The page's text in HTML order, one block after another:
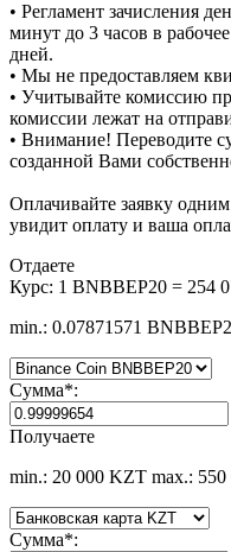
• Регламент зачисления
минут до 3 часов в
дней.
• Мы не предоставляем
• Учитывайте комиссию
комиссии лежат на
• Внимание! Переводите
созданной Вами
Оплачивайте заявку
увидит оплату и ваша
Отдаете
Курс: 1 BNBBEP20 = 254
min.: 0.07871571
Сумма*:
Получаете
min.: 20 000 KZT max.:
Сумма*: